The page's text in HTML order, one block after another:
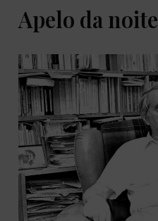
Apelo da noite